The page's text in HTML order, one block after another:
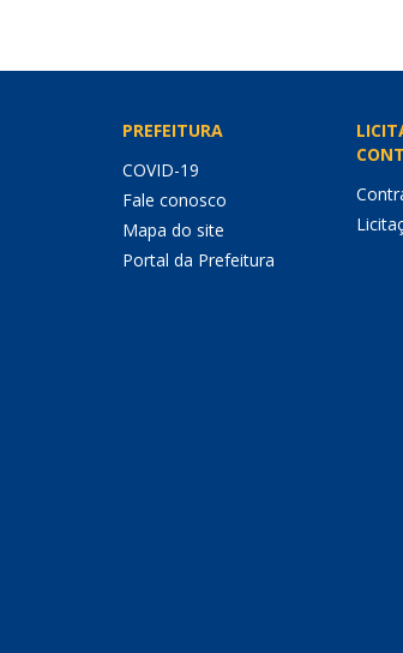
PREFEITURA
COVID-19
Fale conosco
Mapa do site
Portal da Prefeitura